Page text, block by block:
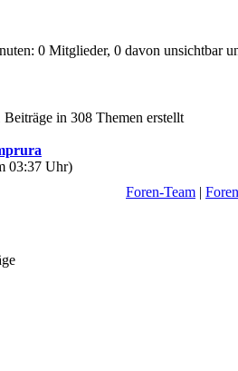
0 Mitglieder, 0 davon unsichtbar
in 308 Themen erstellt
03:37 Uhr)
Foren-Team |